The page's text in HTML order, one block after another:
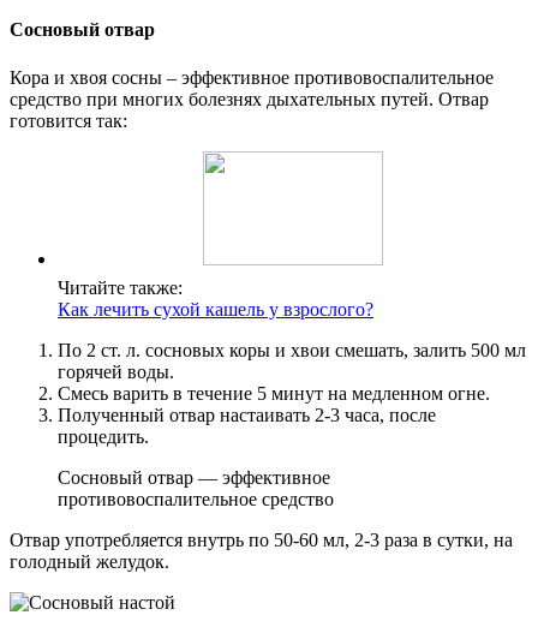
Сосновый отвар
Кора и хвоя сосны – эффективное противовоспалительное
средство при многих болезнях дыхательных путей. Отвар
готовится так:
Читайте также:
Как лечить сухой кашель у взрослого?
По 2 ст. л. сосновых коры и хвои смешать, залить 500 мл
горячей воды.
Смесь варить в течение 5 минут на медленном огне.
Полученный отвар настаивать 2-3 часа, после
процедить.
Сосновый отвар — эффективное
противовоспалительное средство
Отвар употребляется внутрь по 50-60 мл, 2-3 раза в сутки, на
голодный желудок.